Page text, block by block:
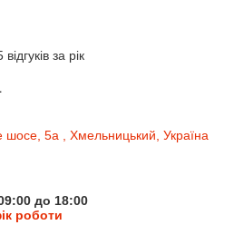
за рік
шосе, 5а , Хмельницький, Україна
до 18:00
роботи